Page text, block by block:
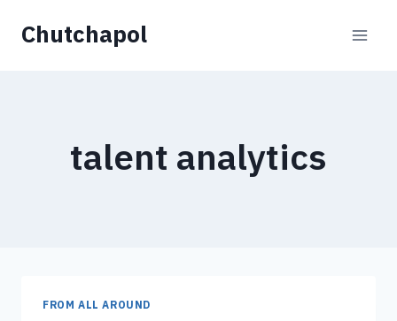
Chutchapol
talent analytics
FROM ALL AROUND